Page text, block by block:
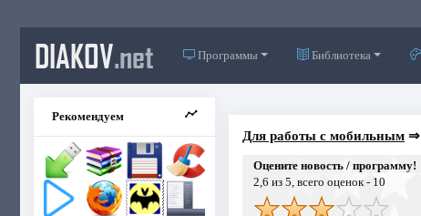
DIAKOV.net Программы Библиотека
Рекомендуем
Для работы с мобильным⇒
Оцените новость / программу!
2,6 из 5, всего оценок - 10